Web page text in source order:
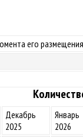
его
Декабрь
2025
Январь
2026